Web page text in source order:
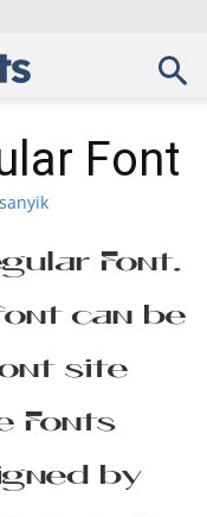
Font
Font.
can be
site
Fonts
by